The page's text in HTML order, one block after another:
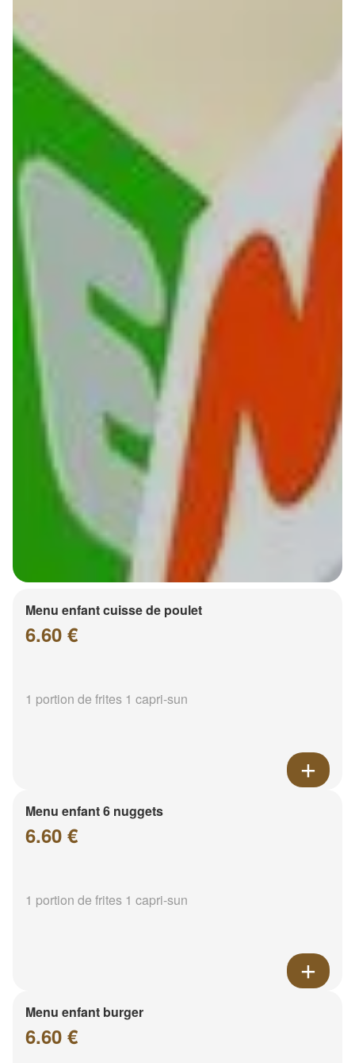
Menu enfant cuisse de poulet
6.60 €
1 portion de frites 1 capri-sun
Menu enfant 6 nuggets
6.60 €
1 portion de frites 1 capri-sun
Menu enfant burger
6.60 €